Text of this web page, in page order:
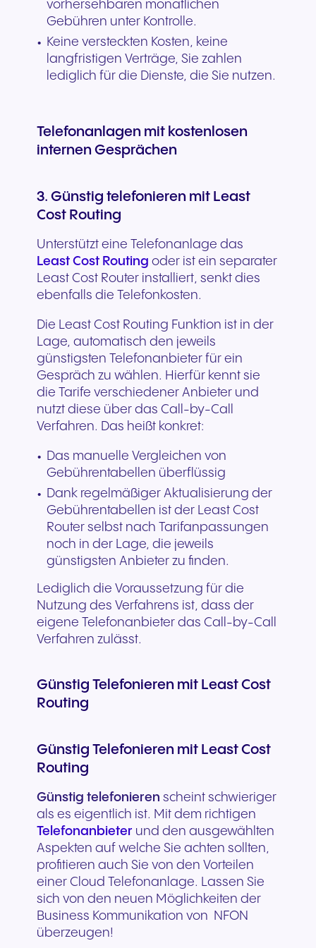
vorhersehbaren monatlichen
Gebühren unter Kontrolle.
Keine versteckten Kosten, keine
langfristigen Verträge, Sie zahlen
lediglich für die Dienste, die Sie nutzen.
Telefonanlagen mit kostenlosen
internen Gesprächen
3. Günstig telefonieren mit Least
Cost Routing
Unterstützt eine Telefonanlage das
Least Cost Routing oder ist ein separater
Least Cost Router installiert, senkt dies
ebenfalls die Telefonkosten.
Die Least Cost Routing Funktion ist in der
Lage, automatisch den jeweils
günstigsten Telefonanbieter für ein
Gespräch zu wählen. Hierfür kennt sie
die Tarife verschiedener Anbieter und
nutzt diese über das Call-by-Call
Verfahren. Das heißt konkret:
Das manuelle Vergleichen von
Gebührentabellen überflüssig
Dank regelmäßiger Aktualisierung der
Gebührentabellen ist der Least Cost
Router selbst nach Tarifanpassungen
noch in der Lage, die jeweils
günstigsten Anbieter zu finden.
Lediglich die Voraussetzung für die
Nutzung des Verfahrens ist, dass der
eigene Telefonanbieter das Call-by-Call
Verfahren zulässt.
Günstig Telefonieren mit Least Cost
Routing
Günstig Telefonieren mit Least Cost
Routing
Günstig telefonieren scheint schwieriger
als es eigentlich ist. Mit dem richtigen
Telefonanbieter und den ausgewählten
Aspekten auf welche Sie achten sollten,
profitieren auch Sie von den Vorteilen
einer Cloud Telefonanlage. Lassen Sie
sich von den neuen Möglichkeiten der
Business Kommunikation von NFON
überzeugen!